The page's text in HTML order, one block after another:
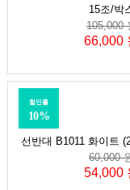
15조/박
105,000
66,000
선반대 B1011 화이트
할인률
10%
60,000
54,000